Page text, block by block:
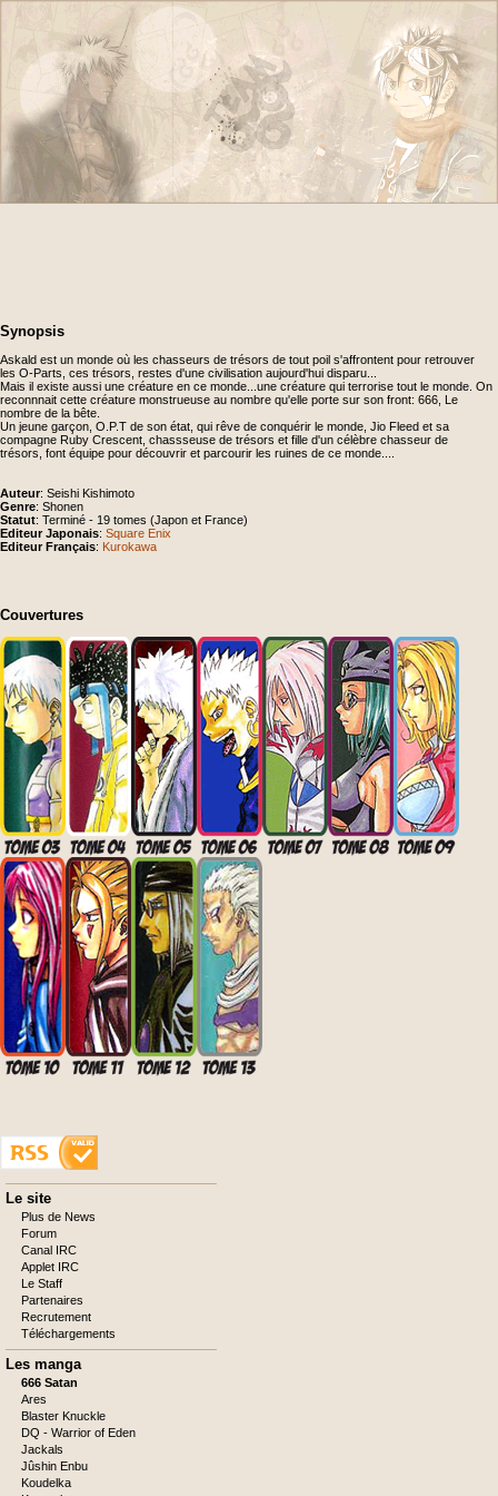
Synopsis
Askald est un monde où les chasseurs de trésors de tout poil s'affrontent pour retrouver
les O-Parts, ces trésors, restes d'une civilisation aujourd'hui disparu...
Mais il existe aussi une créature en ce monde...une créature qui terrorise tout le monde. On
reconnnait cette créature monstrueuse au nombre qu'elle porte sur son front: 666, Le
nombre de la bête.
Un jeune garçon, O.P.T de son état, qui rêve de conquérir le monde, Jio Fleed et sa
compagne Ruby Crescent, chassseuse de trésors et fille d'un célèbre chasseur de
trésors, font équipe pour découvrir et parcourir les ruines de ce monde....
Auteur: Seishi Kishimoto
Genre: Shonen
Statut: Terminé - 19 tomes (Japon et France)
Editeur Japonais: Square Enix
Editeur Français: Kurokawa
Couvertures
Aller
au
contenu
Le site
Plus de News
Forum
Canal IRC
Applet IRC
Le Staff
Partenaires
Recrutement
Téléchargements
Les manga
666 Satan
Ares
Blaster Knuckle
DQ - Warrior of Eden
Jackals
Jûshin Enbu
Koudelka